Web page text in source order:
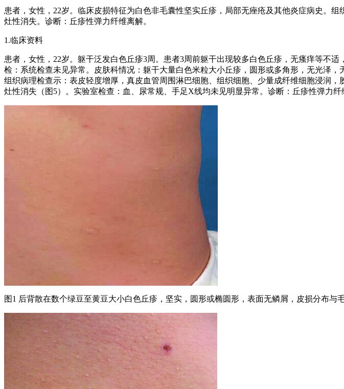
患者，女性，22岁。临床皮损特征为白色非毛囊性坚实丘疹，局部无痤疮及其他炎症病史。
灶性消失。诊断：丘疹性弹力纤维离解。
1.临床资料
患者，女性，22岁。躯干泛发白色丘疹3周。患者3周前躯干出现较多白色丘疹，无瘙痒等不
检：系统检查未见异常。皮肤科情况：躯干大量白色米粒大小丘疹，圆形或多角形，无光泽
组织病理检查示：表皮轻度增厚，真皮血管周围淋巴细胞、组织细胞、少量成纤维细胞浸润
灶性消失（图5）。实验室检查：血、尿常规、手足X线均未见明显异常。诊断：丘疹性弹力纤
图1 后背散在数个绿豆至黄豆大小白色丘疹，坚实，圆形或椭圆形，表面无鳞屑，皮损分布与